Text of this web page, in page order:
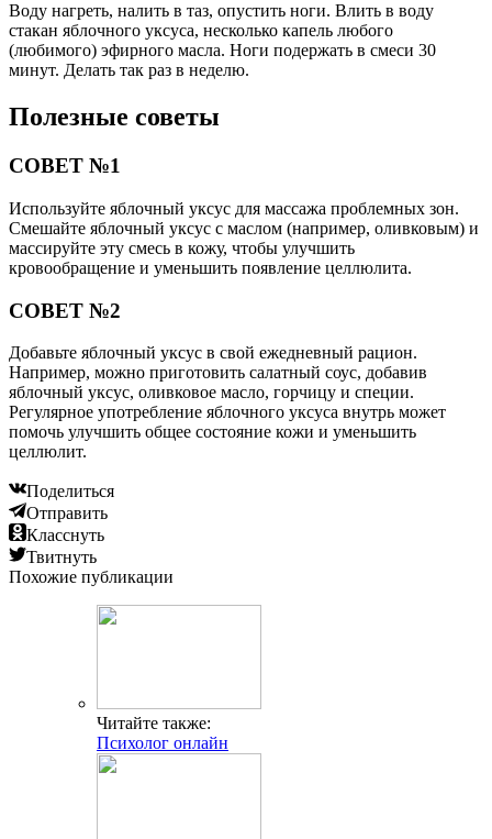
Воду нагреть, налить в таз, опустить ноги. Влить в воду
стакан яблочного уксуса, несколько капель любого
(любимого) эфирного масла. Ноги подержать в смеси 30
минут. Делать так раз в неделю.
Полезные советы
СОВЕТ №1
Используйте яблочный уксус для массажа проблемных зон.
Смешайте яблочный уксус с маслом (например, оливковым) и
массируйте эту смесь в кожу, чтобы улучшить
кровообращение и уменьшить появление целлюлита.
СОВЕТ №2
Добавьте яблочный уксус в свой ежедневный рацион.
Например, можно приготовить салатный соус, добавив
яблочный уксус, оливковое масло, горчицу и специи.
Регулярное употребление яблочного уксуса внутрь может
помочь улучшить общее состояние кожи и уменьшить
целлюлит.
Поделиться
Отправить
Класснуть
Твитнуть
Похожие публикации
Читайте также:
Психолог онлайн